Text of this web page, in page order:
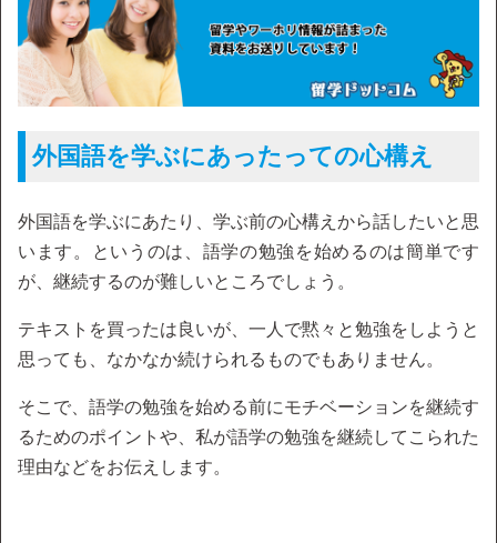
外国語を学ぶにあったっての心構え
外国語を学ぶにあたり、学ぶ前の心構えから話したいと思
います。というのは、語学の勉強を始めるのは簡単です
が、継続するのが難しいところでしょう。
テキストを買ったは良いが、一人で黙々と勉強をしようと
思っても、なかなか続けられるものでもありません。
そこで、語学の勉強を始める前にモチベーションを継続す
るためのポイントや、私が語学の勉強を継続してこられた
理由などをお伝えします。